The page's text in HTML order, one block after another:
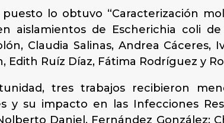
puesto lo obtuvo “Caracterización
aislamientos de Escherichia coli
Claudia Salinas, Andrea Cáceres,
Edith Ruíz Díaz, Fátima Rodríguez y
tres trabajos recibieron
y su impacto en las Infecciones
Daniel, Fernández González;